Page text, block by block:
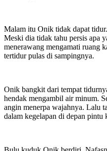
Malam itu Onik tidak dapat
Meski dia tidak tahu persis apa
menerawang mengamati ruang
tertidur pulas di sampingnya.
Onik bangkit dari tempat
hendak mengambil air minum.
angin menerpa wajahnya. Lalu
dalam kegelapan di depan pintu